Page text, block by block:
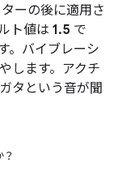
ーの後に適用さ
ト値は 1.5 で
。バイブレーシ
します。アクチ
タという音が聞